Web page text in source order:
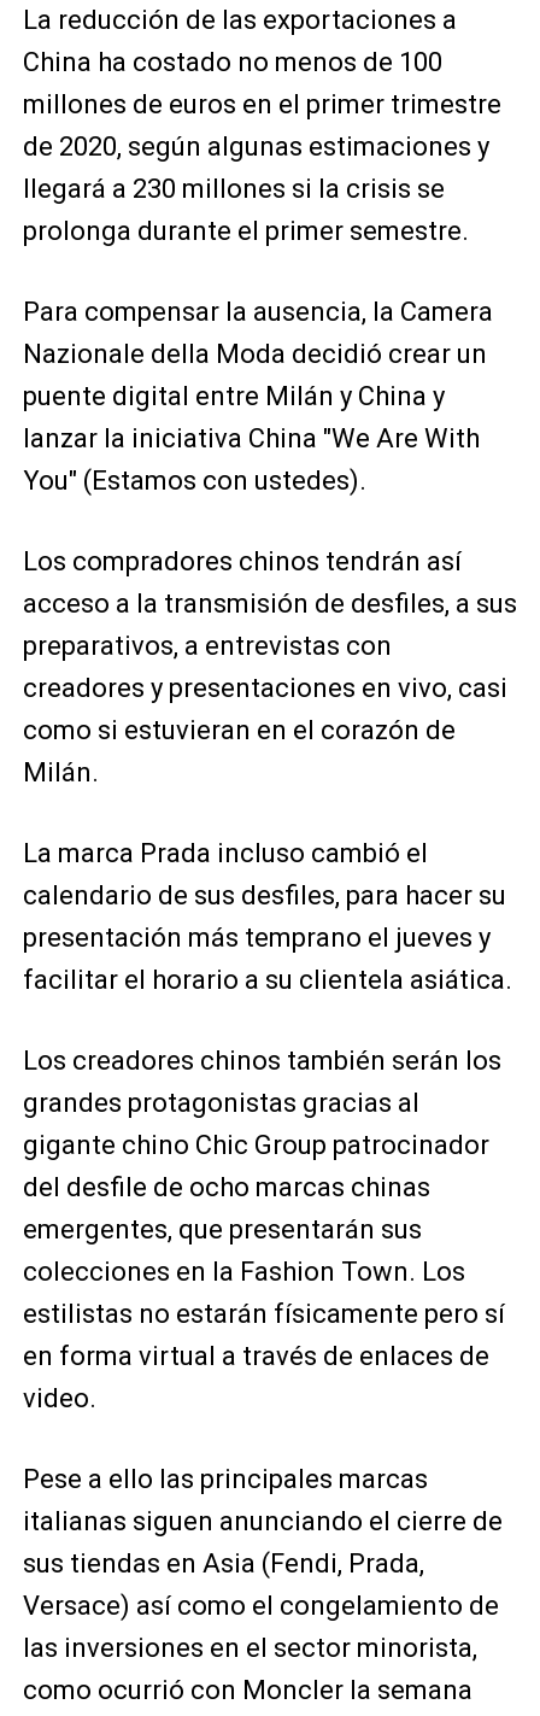
La reducción de las exportaciones a
China ha costado no menos de 100
millones de euros en el primer trimestre
de 2020, según algunas estimaciones y
llegará a 230 millones si la crisis se
prolonga durante el primer semestre.
Para compensar la ausencia, la Camera
Nazionale della Moda decidió crear un
puente digital entre Milán y China y
lanzar la iniciativa China "We Are With
You" (Estamos con ustedes).
Los compradores chinos tendrán así
acceso a la transmisión de desfiles, a sus
preparativos, a entrevistas con
creadores y presentaciones en vivo, casi
como si estuvieran en el corazón de
Milán.
La marca Prada incluso cambió el
calendario de sus desfiles, para hacer su
presentación más temprano el jueves y
facilitar el horario a su clientela asiática.
Los creadores chinos también serán los
grandes protagonistas gracias al
gigante chino Chic Group patrocinador
del desfile de ocho marcas chinas
emergentes, que presentarán sus
colecciones en la Fashion Town. Los
estilistas no estarán físicamente pero sí
en forma virtual a través de enlaces de
video.
Pese a ello las principales marcas
italianas siguen anunciando el cierre de
sus tiendas en Asia (Fendi, Prada,
Versace) así como el congelamiento de
las inversiones en el sector minorista,
como ocurrió con Moncler la semana